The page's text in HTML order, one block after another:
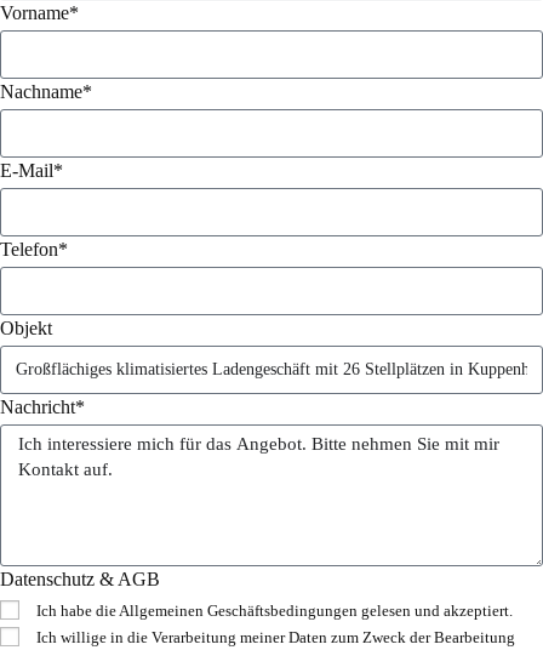
Vorname*
Nachname*
E-Mail*
Telefon*
Objekt
Nachricht*
Datenschutz & AGB
Ich habe dieAllgemeinen Geschäftsbedingungen gelesen und akzeptiert.
Ich willige in die Verarbeitung meiner Daten zum Zweck der Bearbeitung